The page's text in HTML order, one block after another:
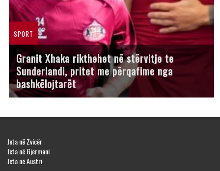
SPORT
Granit Xhaka rikthehet në stërvitje te
Sunderlandi, pritet me përqafime nga
bashkëlojtarët
Jeta në Zvicër
Jeta në Gjermani
Jeta në Austri